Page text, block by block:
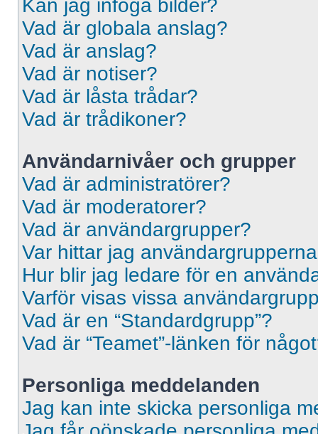
Kan jag infoga bilder?
Vad är globala anslag?
Vad är anslag?
Vad är notiser?
Vad är låsta trådar?
Vad är trådikoner?
Användarnivåer och grupper
Vad är administratörer?
Vad är moderatorer?
Vad är användargrupper?
Var hittar jag
Hur blir jag ledare för en
Varför visas vissa
Vad är en “Standardgrupp”?
Vad är “Teamet”-länken för
Personliga meddelanden
Jag kan inte skicka personliga